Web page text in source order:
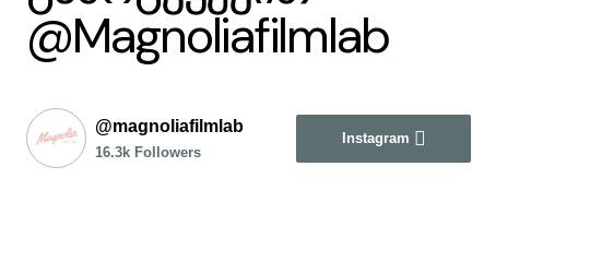
@Magnoliafilmlab
@magnoliafilmlab
16.3k Followers
Instagram